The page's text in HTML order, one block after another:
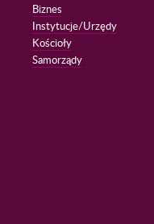
Biznes
Instytucje/Urzędy
Kościoły
Samorządy